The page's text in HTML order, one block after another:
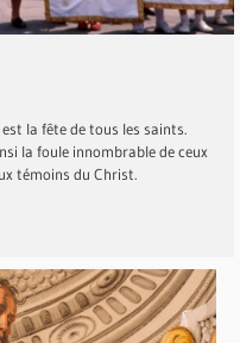
est la fête de tous les saints.
la foule innombrable de ceux
témoins du Christ.